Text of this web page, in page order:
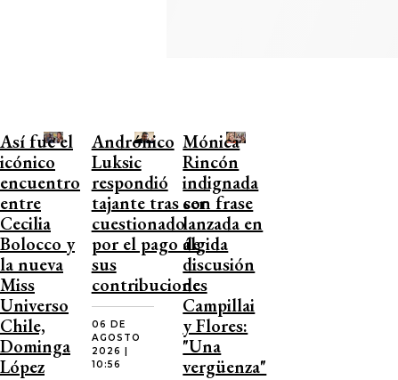
Así fue el
icónico
encuentro
entre
Cecilia
Bolocco y
la nueva
Miss
Universo
Chile,
Dominga
López
Andrónico
Luksic
respondió
tajante tras ser
cuestionado
por el pago de
sus
contribuciones
06 DE
AGOSTO
2026 |
10:56
Mónica
Rincón
indignada
con frase
lanzada en
álgida
discusión
de
Campillai
y Flores:
"Una
vergüenza"